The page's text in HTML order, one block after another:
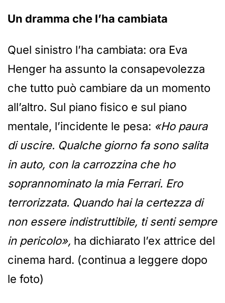
Un dramma che l’ha cambiata
Quel sinistro l’ha cambiata: ora Eva
Henger ha assunto la consapevolezza
che tutto può cambiare da un momento
all’altro. Sul piano fisico e sul piano
mentale, l’incidente le pesa: «Ho paura
di uscire. Qualche giorno fa sono salita
in auto, con la carrozzina che ho
soprannominato la mia Ferrari. Ero
terrorizzata. Quando hai la certezza di
non essere indistruttibile, ti senti sempre
in pericolo», ha dichiarato l’ex attrice del
cinema hard. (continua a leggere dopo
le foto)